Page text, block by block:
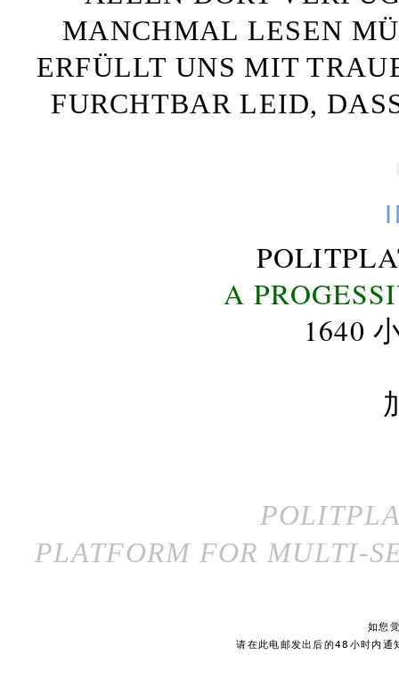
MANCHMAL LESEN
ERFÜLLT UNS MIT
FURCHTBAR LEID,
A
1640
PLATFORM FOR MULTI-
如您
请在此电邮发出后的48小时内通